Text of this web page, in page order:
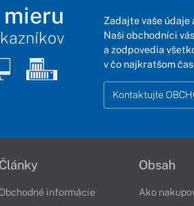
mieru
Zadajte vaše údaje
Naši obchodníci
a zodpovedia
v čo najkratšom
Kontaktujte
Články
Obchodné informácie
Obsah
Ako